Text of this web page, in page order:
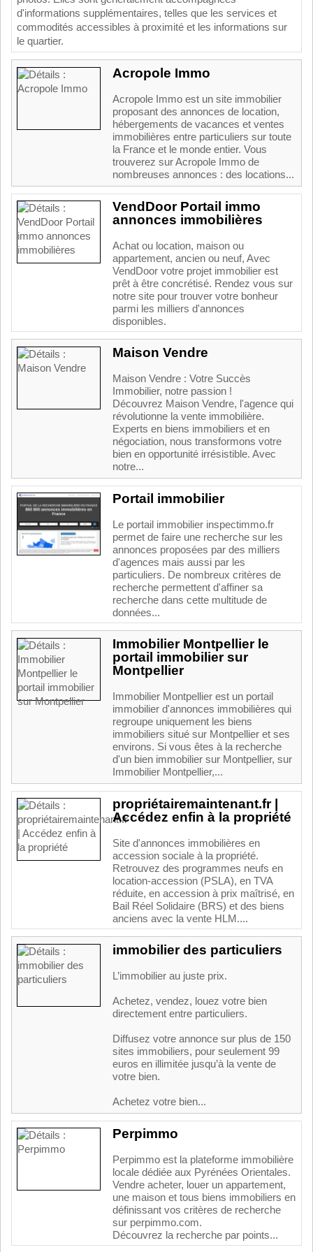
d'informations supplémentaires, tell es que les services et
commodités accessibles à proximité et les informations sur
le quartier.
Acropole Immo
Acropole Immo est un site immobilier
proposant des annonces de location,
hébergements de vacances et ventes
immobilières entre particuliers sur toute
la France et le monde entier. Vous
trouverez sur Acropole Immo de
nombreuses annonces : des locations...
VendDoor Portail immo
annonces immobilières
Achat ou location, maison ou
appartement, ancien ou neuf, Avec
VendDoor votre projet immobilier est
prêt à être concrétisé. Rendez vous sur
notre site pour trouver votre bonheur
parmi les milliers d'annonces
disponibles.
Maison Vendre
Maison Vendre : Votre Succès
Immobilier, notre passion !
Découvrez Maison Vendre, l'agence qui
révolutionne la vente immobilière.
Experts en biens immobiliers et en
négociation, nous transformons votre
bien en opportunité irrésistible. Avec
notre...
Portail immobilier
Le portail immobilier inspectimmo.fr
permet de faire une recherche sur les
annonces proposées par des milliers
d'agences mais aussi par les
particuliers. De nombreux critères de
recherche permettent d'affiner sa
recherche dans cette multitude de
données...
Immobilier Montpellier le
portail immobilier sur
Montpellier
Immobilier Montpellier est un portail
immobilier d'annonces immobilières qui
regroupe uniquement les biens
immobiliers situé sur Montpellier et ses
environs. Si vous êtes à la recherche
d'un bien immobilier sur Montpellier, sur
Immobilier Montpellier,...
propriétairemaintenant.fr |
Accédez enfin à la propriété
Site d'annonces immobilières en
accession sociale à la propriété.
Retrouvez des programmes neufs en
location-accession (PSLA), en TVA
réduite, en accession à prix maîtrisé, en
Bail Réel Solidaire (BRS) et des biens
anciens avec la vente HLM....
immobilier des particuliers
L’immobilier au juste prix.
Achetez, vendez, louez votre bien
directement entre particuliers.
Diffusez votre annonce sur plus de 150
sites immobiliers, pour seulement 99
euros en illimitée jusqu’à la vente de
votre bien.
Achetez votre bien...
Perpimmo
Perpimmo est la plateforme immobilière
locale dédiée aux Pyrénées Orientales.
Vendre acheter, louer un appartement,
une maison et tous biens immobiliers en
définissant vos critères de recherche
sur perpimmo.com.
Découvrez la recherche par points...